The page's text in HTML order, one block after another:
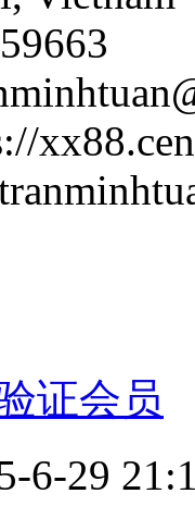
证会员
6-29